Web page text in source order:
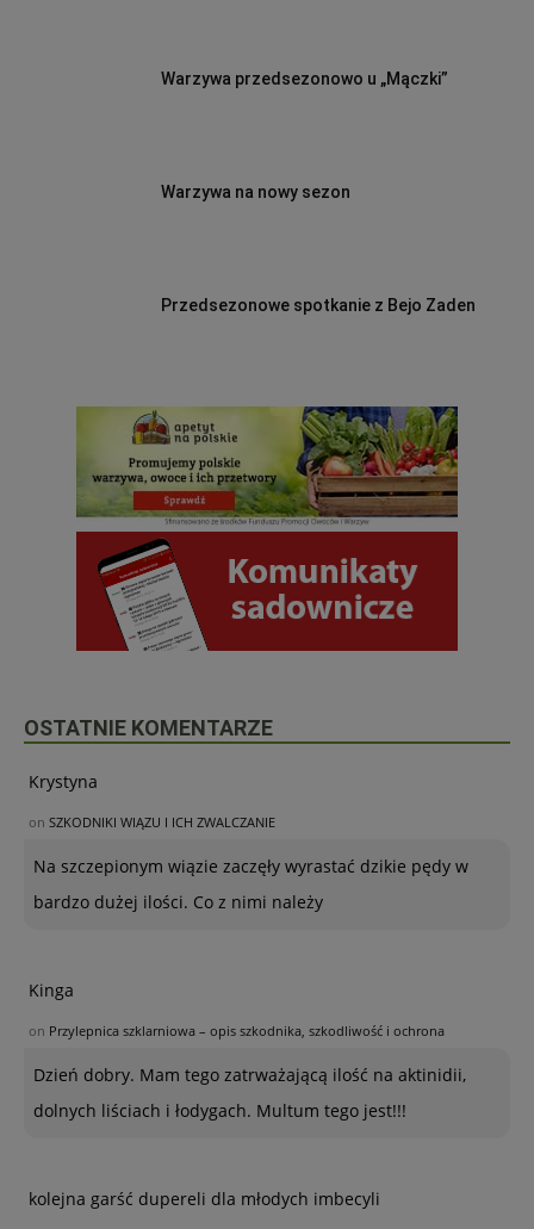
Warzywa przedsezonowo u „Mączki”
Warzywa na nowy sezon
Przedsezonowe spotkanie z Bejo Zaden
OSTATNIE KOMENTARZE
Krystyna
on SZKODNIKI WIĄZU I ICH ZWALCZANIE
Na szczepionym wiązie zaczęły wyrastać dzikie pędy w
bardzo dużej ilości. Co z nimi należy
Kinga
on Przylepnica szklarniowa – opis szkodnika, szkodliwość i ochrona
Dzień dobry. Mam tego zatrważającą ilość na aktinidii,
dolnych liściach i łodygach. Multum tego jest!!!
kolejna garść dupereli dla młodych imbecyli